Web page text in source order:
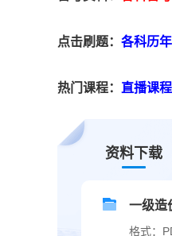
点击刷题： 各科历
热门课程： 直播课程
资料下载
一级造
格式：